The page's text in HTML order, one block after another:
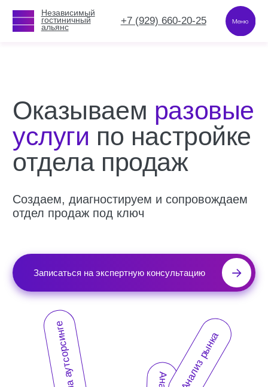
Независимый
гостиничный
альянс
+7 (929) 660-20-25
Независимый
гостиничный
альянс
+7 (929) 660-20-25
услуги
отдела продаж
Создаем, диагностируем и сопровождаем
отдел продаж под ключ
РОП на аутсорсинге
Анализ базы клиентовСтандарты отдела продаж
Анализ отдела продаж Анализ удовлетворенности (NPS)
Анализ рынка
Скрипты отдела продаж